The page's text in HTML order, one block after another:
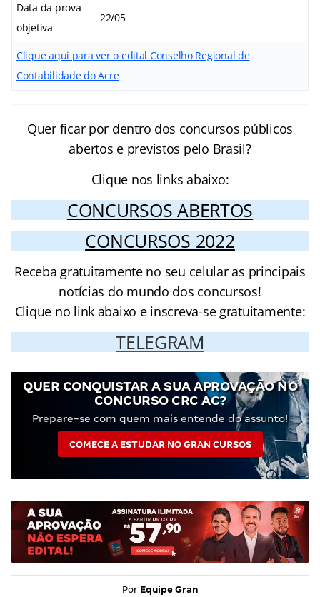
Data da prova
objetiva
22/05
Clique aqui para ver o edital Conselho Regional de
Contabilidade do Acre
Quer ficar por dentro dos concursos públicos
abertos e previstos pelo Brasil?
Clique nos links abaixo:
CONCURSOS ABERTOS
CONCURSOS 2022
Receba gratuitamente no seu celular as principais
notícias do mundo dos concursos!
Clique no link abaixo e inscreva-se gratuitamente:
TELEGRAM
QUER CONQUISTAR A SUA APROVAÇÃO NO
CONCURSO CRC AC?
Prepare-se com quem mais entende do assunto!
COMECE A ESTUDAR NO GRAN CURSOS
Por Equipe Gran